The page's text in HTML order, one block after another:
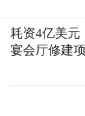
耗资4亿美元
宴会厅修建